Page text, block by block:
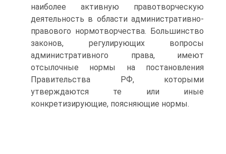
наиболее активную правотворческую
деятельность в области административно-
правового нормотворчества. Большинство
законов, регулирующих вопросы
административного права, имеют
отсылочные нормы на постановления
Правительства РФ, которыми
утверждаются те или иные
конкретизирующие, поясняющие нормы.